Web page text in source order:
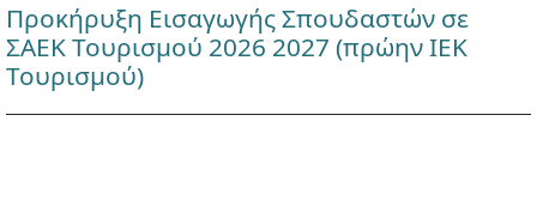
Προκήρυξη Εισαγωγής Σπουδαστών σε
ΣΑΕΚ Τουρισμού 2026 2027 (πρώην ΙΕΚ
Τουρισμού)